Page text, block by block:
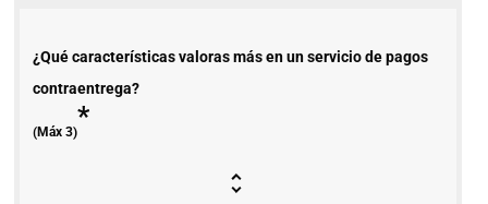
¿Qué características valoras más en un servicio de pagos
contraentrega?
(Máx 3)*